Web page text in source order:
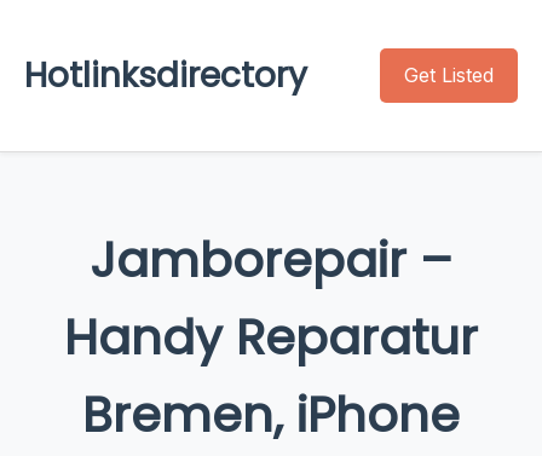
Hotlinksdirectory Get Listed
Jamborepair –
Handy Reparatur
Bremen, iPhone